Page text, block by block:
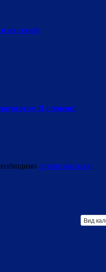
их семей
II степени!
авторизоваться.
Вид